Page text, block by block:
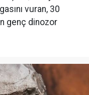
vuran, 30
genç dinozor